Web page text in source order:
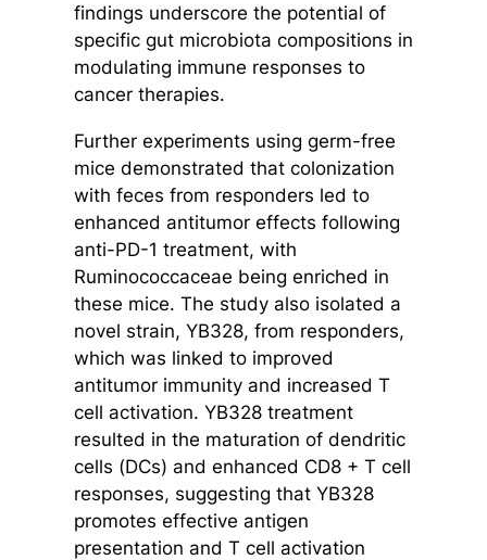
findings underscore the potential of
specific gut microbiota compositions in
modulating immune responses to
cancer therapies.
Further experiments using germ-free
mice demonstrated that colonization
with feces from responders led to
enhanced antitumor effects following
anti-PD-1 treatment, with
Ruminococcaceae being enriched in
these mice. The study also isolated a
novel strain, YB328, from responders,
which was linked to improved
antitumor immunity and increased T
cell activation. YB328 treatment
resulted in the maturation of dendritic
cells (DCs) and enhanced CD8 + T cell
responses, suggesting that YB328
promotes effective antigen
presentation and T cell activation